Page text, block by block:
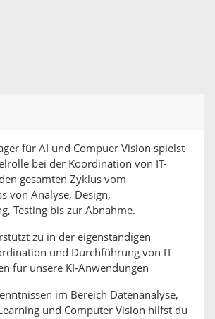
für AI und Compuer Vision spielst
bei der Koordination von IT-
gesamten Zyklus vom
von Analyse, Design,
Testing bis zur Abnahme.
zu in der eigenständigen
und Durchführung von IT
für unsere KI-Anwendungen
im Bereich Datenanalyse,
und Computer Vision hilfst du